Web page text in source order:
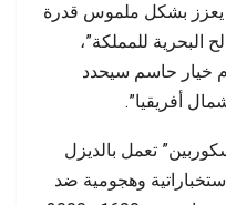
يعزز بشكل ملموس قدرة
البحرية للمملكة”،
خيار حاسم سيحدد
أفريقيا”.
تعمل بالديزل
وهجومية ضد